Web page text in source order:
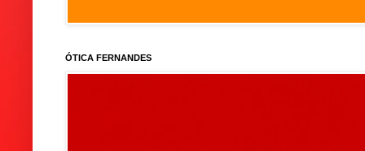
ÓTICA FERNANDES